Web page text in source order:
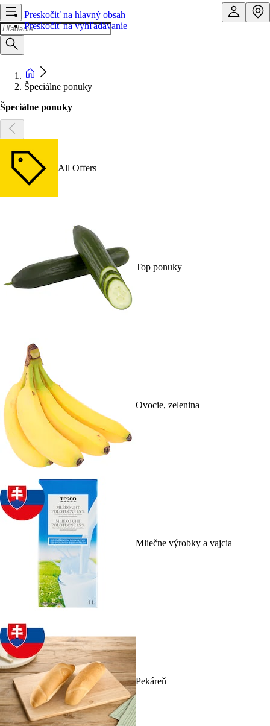
Preskočiť na hlavný obsah
Preskočiť na vyhľadávanie
Špeciálne ponuky
Špeciálne ponuky
All Offers
Top ponuky
Ovocie, zelenina
Mliečne výrobky a vajcia
Pekáreň